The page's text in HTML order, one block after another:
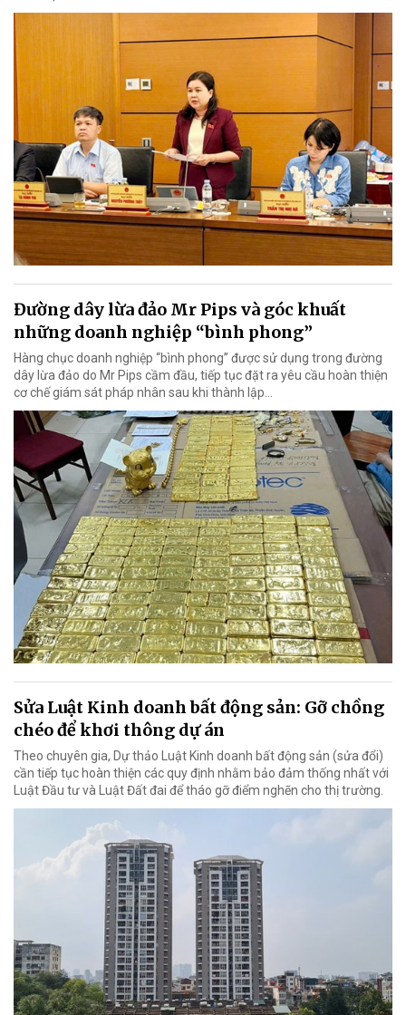
Đường dây lừa đảo Mr Pips và góc khuất
những doanh nghiệp “bình phong”
Hàng chục doanh nghiệp “bình phong” được sử dụng trong đường
dây lừa đảo do Mr Pips cầm đầu, tiếp tục đặt ra yêu cầu hoàn thiện
cơ chế giám sát pháp nhân sau khi thành lập…
Sửa Luật Kinh doanh bất động sản: Gỡ chồng
chéo để khơi thông dự án
Theo chuyên gia, Dự thảo Luật Kinh doanh bất động sản (sửa đổi)
cần tiếp tục hoàn thiện các quy định nhằm bảo đảm thống nhất với
Luật Đầu tư và Luật Đất đai để tháo gỡ điểm nghẽn cho thị trường.